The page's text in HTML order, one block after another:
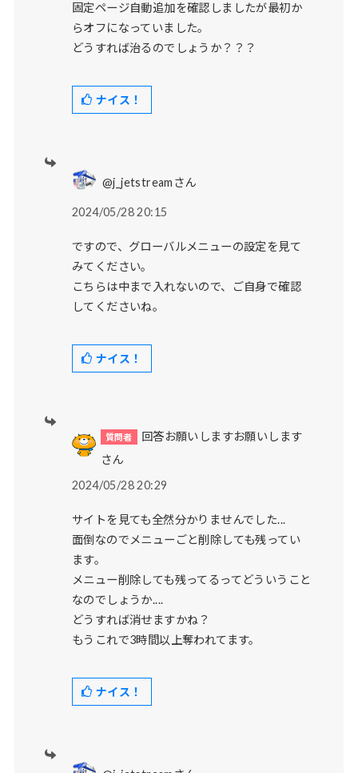
固定ページ自動追加を確認しましたが最初か
らオフになっていました。
どうすれば治るのでしょうか？？？
ナイス！
@j_jetstreamさん
2024/05/28 20:15
ですので、グローバルメニューの設定を見て
みてください。
こちらは中まで入れないので、ご自身で確認
してくださいね。
ナイス！
回答お願いしますお願いします
さん
2024/05/28 20:29
サイトを見ても全然分かりませんでした...
面倒なのでメニューごと削除しても残ってい
ます。
メニュー削除しても残ってるってどういうこと
なのでしょうか....
どうすれば消せますかね？
もうこれで3時間以上奪われてます。
ナイス！